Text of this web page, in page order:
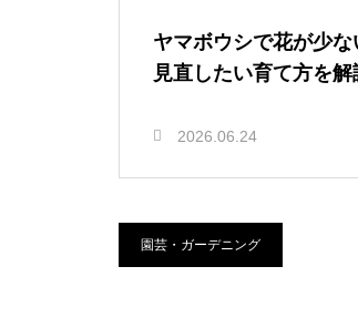
ヤマボウシで花が少な
見直したい育て方を解
2026.06.24
園芸・ガーデニング